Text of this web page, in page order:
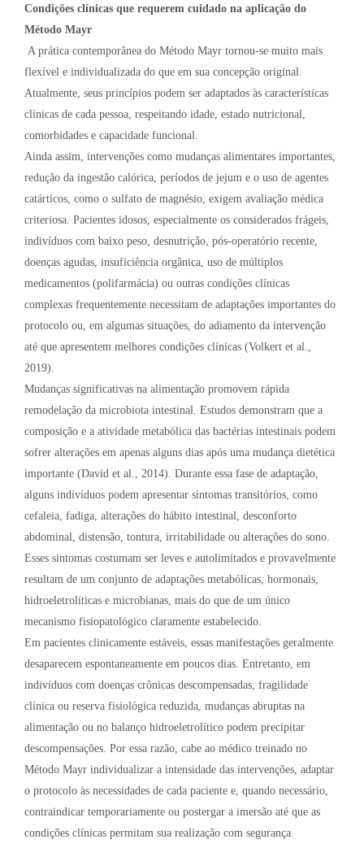
Condições clínicas que requerem cuidado na aplicação do
Método Mayr
A prática contemporânea do Método Mayr tornou-se muito mais
flexível e individualizada do que em sua concepção original.
Atualmente, seus princípios podem ser adaptados às características
clínicas de cada pessoa, respeitando idade, estado nutricional,
comorbidades e capacidade funcional.
Ainda assim, intervenções como mudanças alimentares importantes,
redução da ingestão calórica, períodos de jejum e o uso de agentes
catárticos, como o sulfato de magnésio, exigem avaliação médica
criteriosa. Pacientes idosos, especialmente os considerados frágeis,
indivíduos com baixo peso, desnutrição, pós-operatório recente,
doenças agudas, insuficiência orgânica, uso de múltiplos
medicamentos (polifarmácia) ou outras condições clínicas
complexas frequentemente necessitam de adaptações importantes do
protocolo ou, em algumas situações, do adiamento da intervenção
até que apresentem melhores condições clínicas (Volkert et al.,
2019).
Mudanças significativas na alimentação promovem rápida
remodelação da microbiota intestinal. Estudos demonstram que a
composição e a atividade metabólica das bactérias intestinais podem
sofrer alterações em apenas alguns dias após uma mudança dietética
importante (David et al., 2014). Durante essa fase de adaptação,
alguns indivíduos podem apresentar sintomas transitórios, como
cefaleia, fadiga, alterações do hábito intestinal, desconforto
abdominal, distensão, tontura, irritabilidade ou alterações do sono.
Esses sintomas costumam ser leves e autolimitados e provavelmente
resultam de um conjunto de adaptações metabólicas, hormonais,
hidroeletrolíticas e microbianas, mais do que de um único
mecanismo fisiopatológico claramente estabelecido.
Em pacientes clinicamente estáveis, essas manifestações geralmente
desaparecem espontaneamente em poucos dias. Entretanto, em
indivíduos com doenças crônicas descompensadas, fragilidade
clínica ou reserva fisiológica reduzida, mudanças abruptas na
alimentação ou no balanço hidroeletrolítico podem precipitar
descompensações. Por essa razão, cabe ao médico treinado no
Método Mayr individualizar a intensidade das intervenções, adaptar
o protocolo às necessidades de cada paciente e, quando necessário,
contraindicar temporariamente ou postergar a imersão até que as
condições clínicas permitam sua realização com segurança.